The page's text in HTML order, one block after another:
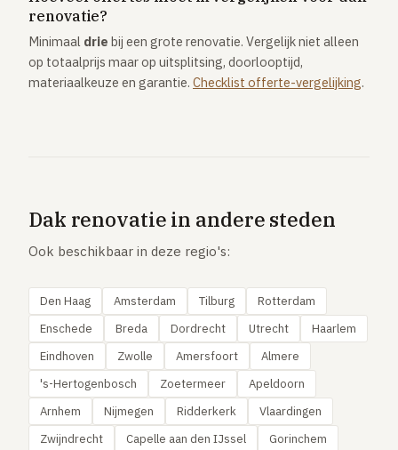
renovatie?
Minimaal drie bij een grote renovatie. Vergelijk niet alleen
op totaalprijs maar op uitsplitsing, doorlooptijd,
materiaalkeuze en garantie. Checklist offerte-vergelijking.
Dak renovatie in andere steden
Ook beschikbaar in deze regio's:
Den Haag Amsterdam Tilburg
Rotterdam
Enschede
Breda Dordrecht Utrecht
Haarlem
Eindhoven
Zwolle Amersfoort
Almere
's-Hertogenbosch
Zoetermeer
Apeldoorn
Arnhem
Nijmegen Ridderkerk
Vlaardingen
Zwijndrecht
Capelle aan den IJssel
Gorinchem